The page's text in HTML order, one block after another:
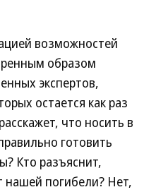
возможностей
образом
экспертов,
остается как раз
что носить в
готовить
Кто разъяснит,
нашей погибели? Нет,